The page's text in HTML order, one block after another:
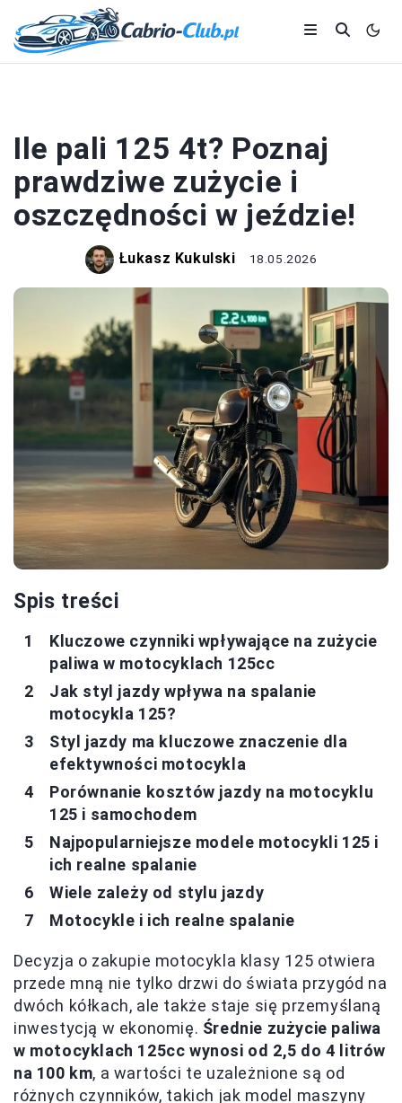
Ile pali 125 4t? Poznaj
prawdziwe zużycie i
oszczędności w jeździe!
Łukasz Kukulski 18.05.2026
Spis treści
Kluczowe czynniki wpływające na zużycie
paliwa w motocyklach 125cc
Jak styl jazdy wpływa na spalanie
motocykla 125?
Styl jazdy ma kluczowe znaczenie dla
efektywności motocykla
Porównanie kosztów jazdy na motocyklu
125 i samochodem
Najpopularniejsze modele motocykli 125 i
ich realne spalanie
Wiele zależy od stylu jazdy
Motocykle i ich realne spalanie
Decyzja o zakupie motocykla klasy 125 otwiera
przede mną nie tylko drzwi do świata przygód na
dwóch kółkach, ale także staje się przemyślaną
inwestycją w ekonomię. Średnie zużycie paliwa
w motocyklach 125cc wynosi od 2,5 do 4 litrów
na 100 km, a wartości te uzależnione są od
różnych czynników, takich jak model maszyny